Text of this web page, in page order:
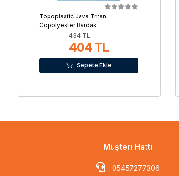
Topoplastic Java Tritan
Copolyester Bardak
434 TL
404 TL
Sepete Ekle
Müşteri Hattı
05457277306